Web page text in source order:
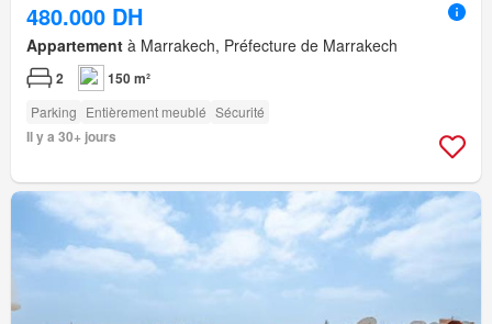
480.000 DH
Appartement à Marrakech, Préfecture de Marrakech
2 150 m²
Parking Entièrement meublé Sécurité
Il y a 30+ jours